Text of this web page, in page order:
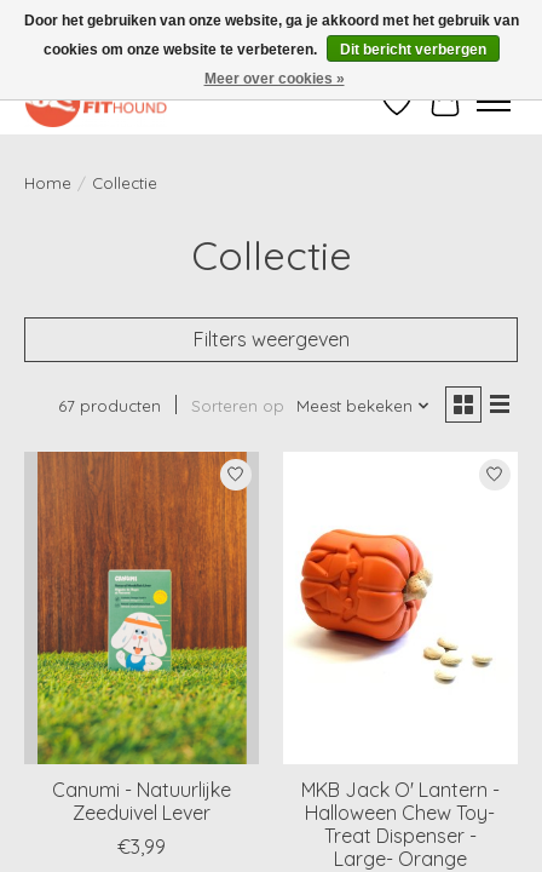
Gratis verzending vanaf €50,-
Verlanglijst
Home / Collectie
Collectie
Filters weergeven
67 producten Sorteren op Meest bekeken
Canumi - Natuurlijke
Zeeduivel Lever
€3,99
MKB Jack O' Lantern -
Halloween Chew Toy-
Treat Dispenser -
Large- Orange
Door het gebruiken van onze website, ga je akkoord met het gebruik van
cookies om onze website te verbeteren.
Dit bericht verbergen
Meer over cookies »